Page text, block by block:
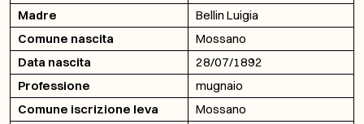
Madre
Bellin Luigia
Comune nascita
Mossano
Data nascita
28/07/1892
Professione
mugnaio
Comune iscrizione leva
Mossano